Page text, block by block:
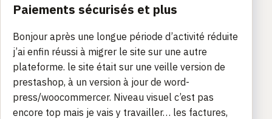
Paiements sécurisés et plus
Bonjour après une longue période d’activité réduite
j’ai enfin réussi à migrer le site sur une autre
plateforme. le site était sur une veille version de
prestashop, à un version à jour de word-
press/woocommercer. Niveau visuel c’est pas
encore top mais je vais y travailler… les factures,